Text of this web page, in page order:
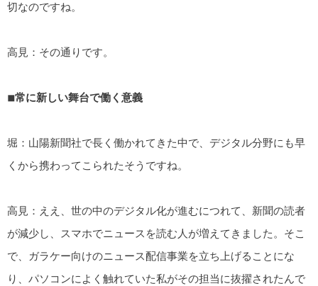
切なのですね。
高見：その通りです。
◾︎常に新しい舞台で働く意義
堀：山陽新聞社で長く働かれてきた中で、デジタル分野にも早
くから携わってこられたそうですね。
高見：ええ、世の中のデジタル化が進むにつれて、新聞の読者
が減少し、スマホでニュースを読む人が増えてきました。そこ
で、ガラケー向けのニュース配信事業を立ち上げることにな
り、パソコンによく触れていた私がその担当に抜擢されたんで